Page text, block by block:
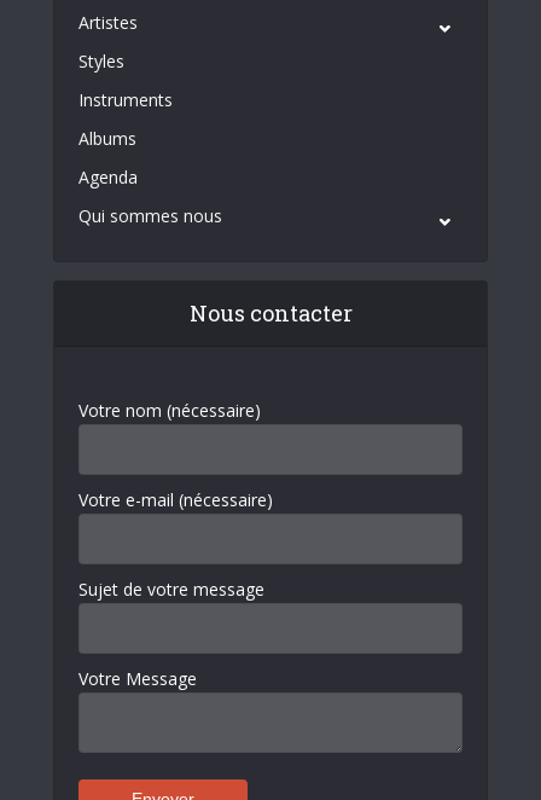
Artistes
Styles
Instruments
Albums
Agenda
Qui sommes nous
Nous contacter
Votre nom (nécessaire)
Votre e-mail (nécessaire)
Sujet de votre message
Votre Message